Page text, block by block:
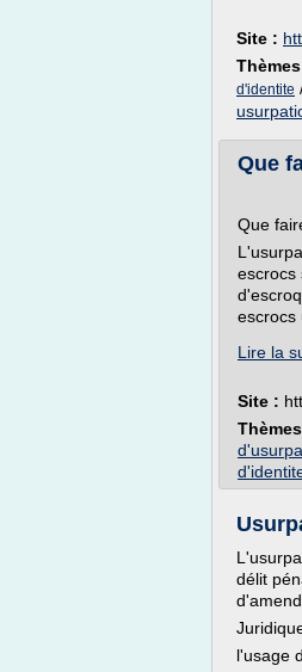
Site :
d'identite
Que
Que
escrocs
escrocs
Lire la
Site :
délit
l'usage